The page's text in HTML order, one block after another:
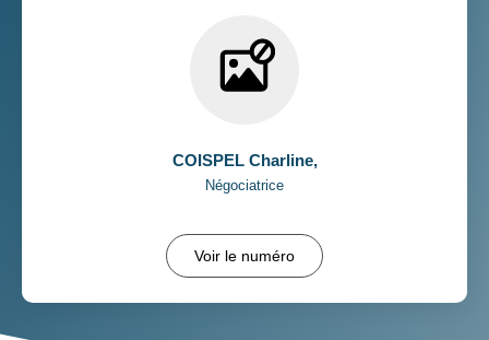
COISPEL Charline,
Négociatrice
Voir le numéro